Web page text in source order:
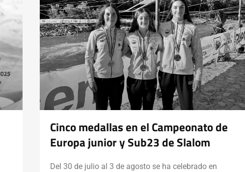
Cinco medallas en el Campeonato de
Europa junior y Sub23 de Slalom
Del 30 de julio al 3 de agosto se ha celebrado en